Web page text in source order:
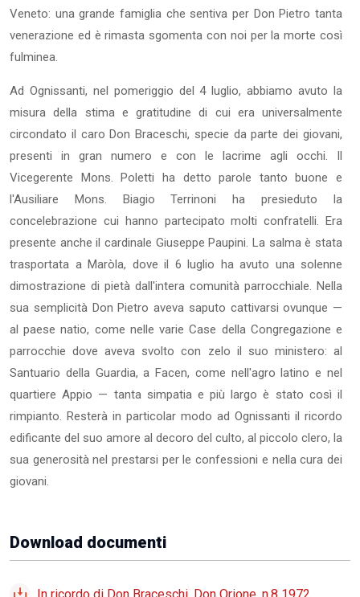
Veneto: una gran­de famiglia che sentiva per Don Pietro tanta
venerazione ed è rimasta sgomenta con noi per la morte così
fulminea.
Ad Ognissanti, nel pomeriggio del 4 luglio, abbiamo avuto la
misura della stima e gratitudine di cui era universalmente
circon­dato il caro Don Braceschi, specie da parte dei giovani,
presenti in gran numero e con le lacrime agli occhi. Il
Vicegerente Mons. Poletti ha detto parole tanto buone e
l'Ausiliare Mons. Biagio Terrinoni ha presieduto la
concelebrazione cui hanno partecipato mol­ti confratelli. Era
presente anche il cardinale Giuseppe Paupini. La salma è stata
trasportata a Maròla, dove il 6 luglio ha avuto una solenne
dimostrazione di pietà dall'intera comunità parrocchiale. Nella
sua semplicità Don Pietro aveva saputo cattivarsi ovunque —
al paese natio, come nelle varie Case della Congregazione e
parrocchie dove aveva svolto con zelo il suo ministero: al
Santua­rio della Guardia, a Facen, come nell'agro latino e nel
quartiere Appio — tanta simpatia e più largo è stato così il
rimpianto. Re­sterà in particolar modo ad Ognissanti il ricordo
edificante del suo amore al decoro del culto, al piccolo clero, la
sua generosità nel prestarsi per le confessioni e nella cura dei
giovani.
Download documenti
In ricordo di Don Braceschi, Don Orione, n.8 1972